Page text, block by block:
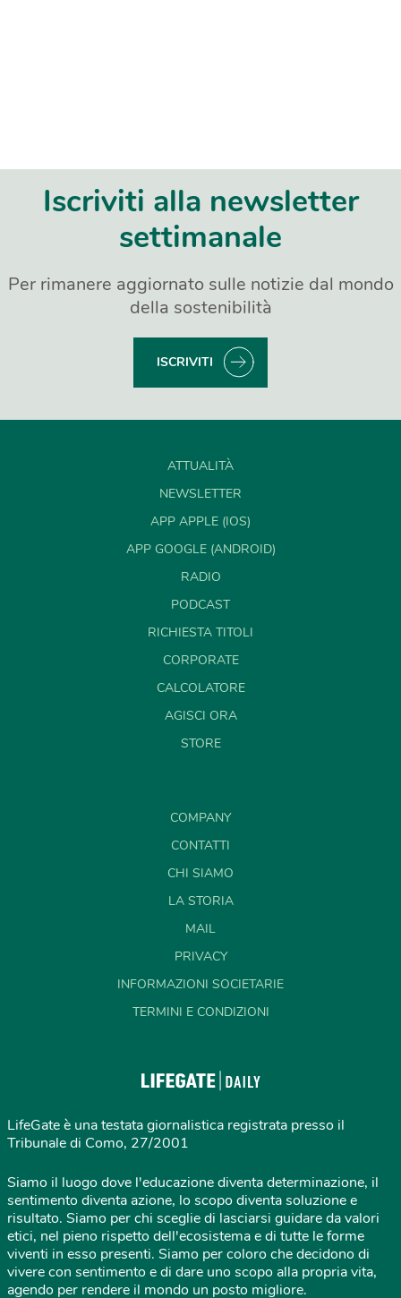
Iscriviti alla newsletter
settimanale
Per rimanere aggiornato sulle notizie dal mondo
della sostenibilità
ISCRIVITI
ATTUALITÀ
NEWSLETTER
APP APPLE (IOS)
APP GOOGLE (ANDROID)
RADIO
PODCAST
RICHIESTA TITOLI
CORPORATE
CALCOLATORE
AGISCI ORA
STORE
COMPANY
CONTATTI
CHI SIAMO
LA STORIA
MAIL
PRIVACY
INFORMAZIONI SOCIETARIE
TERMINI E CONDIZIONI
LifeGate è una testata giornalistica registrata presso il
Tribunale di Como, 27/2001
Siamo il luogo dove l'educazione diventa determinazione, il
sentimento diventa azione, lo scopo diventa soluzione e
risultato. Siamo per chi sceglie di lasciarsi guidare da valori
etici, nel pieno rispetto dell'ecosistema e di tutte le forme
viventi in esso presenti. Siamo per coloro che decidono di
vivere con sentimento e di dare uno scopo alla propria vita,
agendo per rendere il mondo un posto migliore.